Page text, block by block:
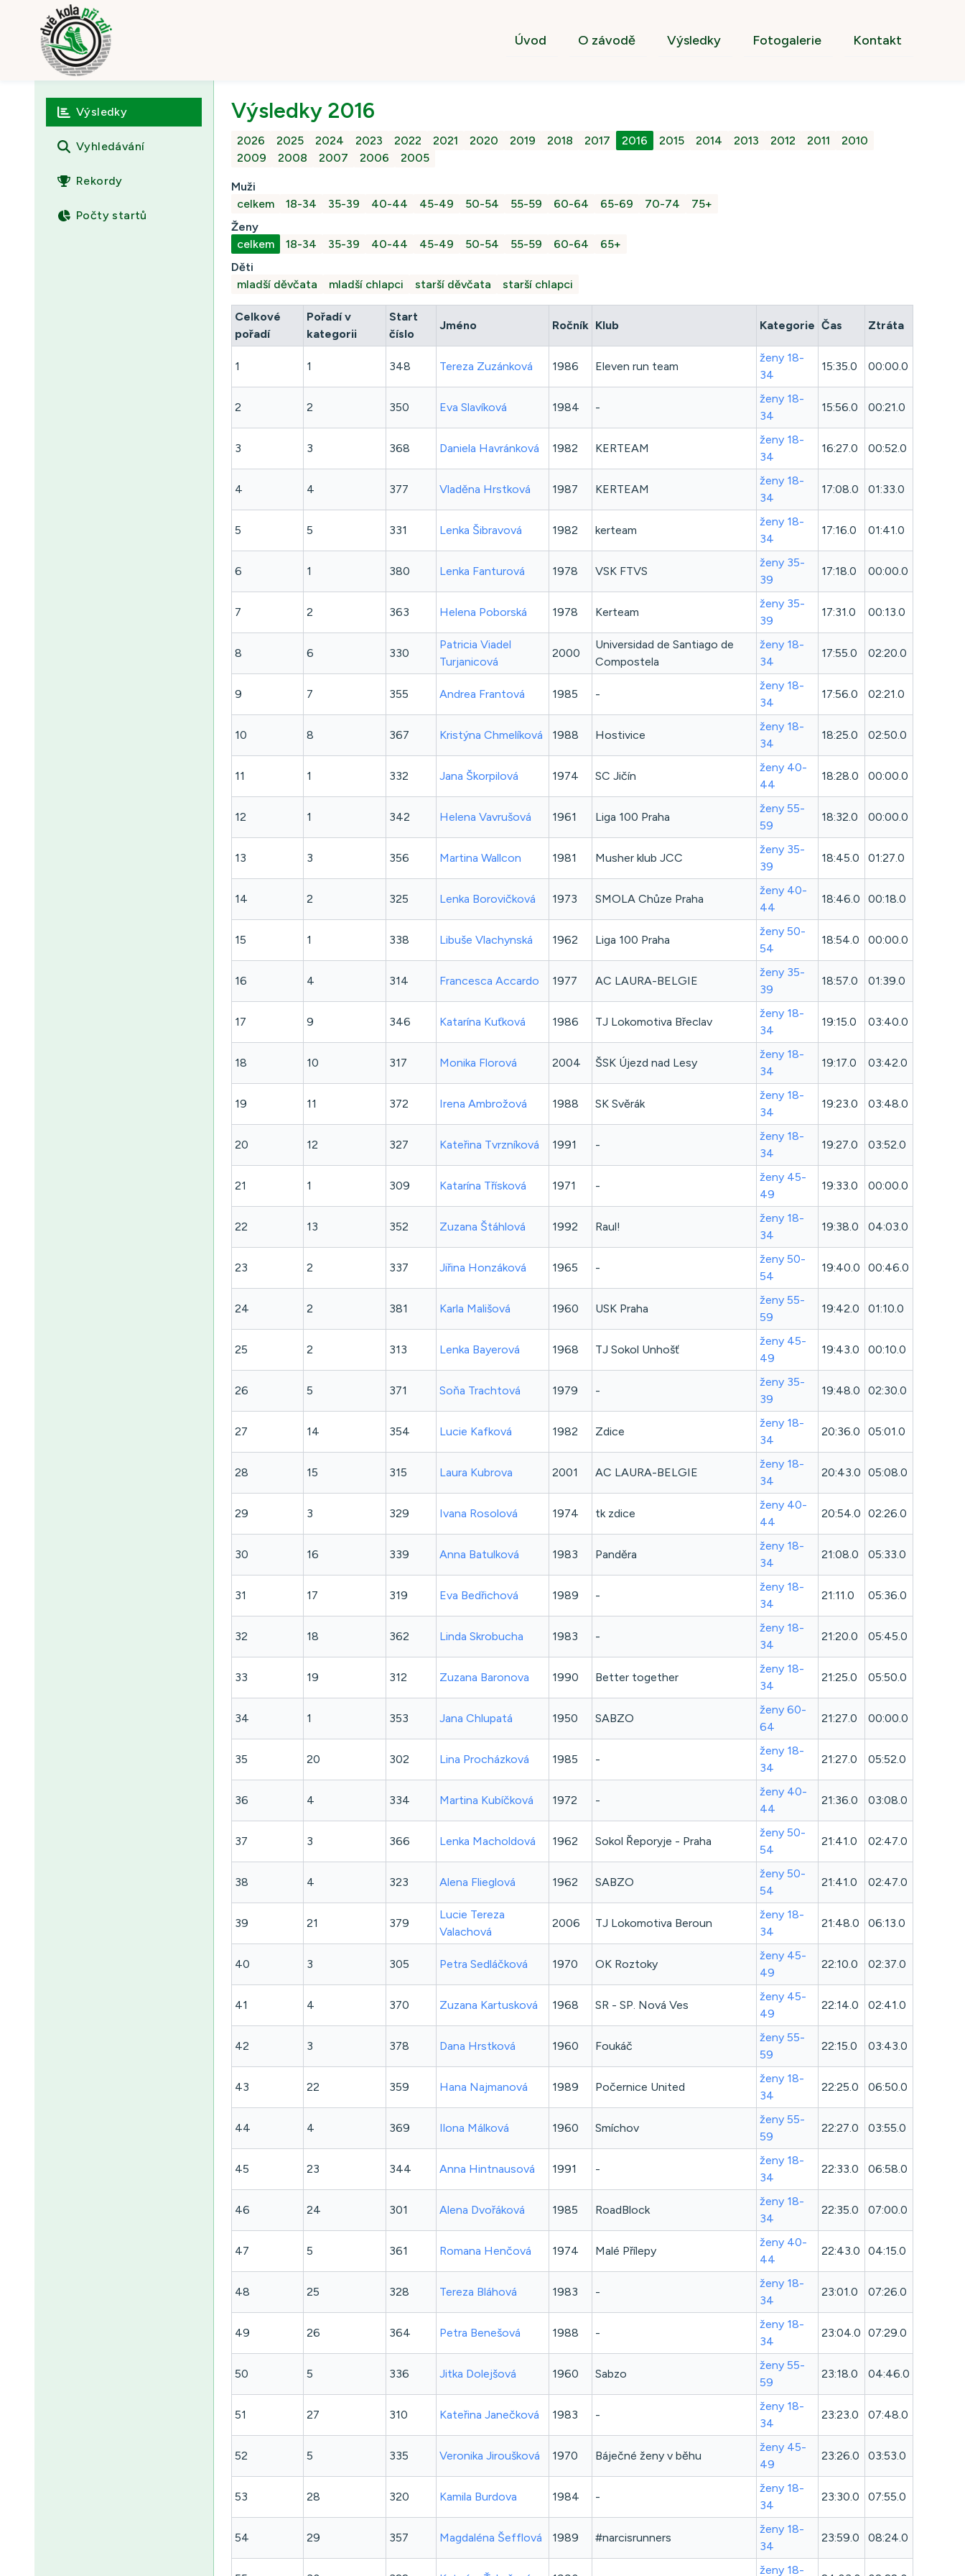
Úvod O závodě Výsledky Fotogalerie Kontakt
Výsledky
Vyhledávání
Rekordy
Počty startů
Výsledky 2016
2026 2025 2024 2023 2022 2021 2020 2019 2018 2017 2016 2015 2014 2013 2012 2011
2010
2009
2008 2007 2006 2005
Muži
celkem
18-34 35-39 40-44 45-49 50-54 55-59 60-64 65-69 70-74
75+
Ženy
celkem
18-34 35-39 40-44 45-49 50-54 55-59 60-64
65+
Děti
mladší děvčata
mladší chlapci starší děvčata starší chlapci
Celkové
pořadí
Pořadí v
kategorii
Start
číslo
Jméno Ročník Klub Kategorie Čas Ztráta
1 1 348 Tereza Zuzánková 1986 Eleven run team
ženy 18-
34
15:35.0 00:00.0
2 2 350 Eva Slavíková 1984 -
ženy 18-
34
15:56.0 00:21.0
3 3 368 Daniela Havránková 1982 KERTEAM
ženy 18-
34
16:27.0 00:52.0
4 4 377 Vladěna Hrstková 1987 KERTEAM
ženy 18-
34
17:08.0 01:33.0
5 5 331 Lenka Šibravová 1982 kerteam
ženy 18-
34
17:16.0 01:41.0
6 1 380 Lenka Fanturová 1978 VSK FTVS
ženy 35-
39
17:18.0 00:00.0
7 2 363 Helena Poborská 1978 Kerteam
ženy 35-
39
17:31.0 00:13.0
8 6 330
Patricia Viadel
Turjanicová
2000
Universidad de Santiago de
Compostela
ženy 18-
34
17:55.0 02:20.0
9 7 355 Andrea Frantová 1985 -
ženy 18-
34
17:56.0 02:21.0
10 8 367 Kristýna Chmelíková 1988 Hostivice
ženy 18-
34
18:25.0 02:50.0
11 1 332 Jana Škorpilová 1974 SC Jičín
ženy 40-
44
18:28.0 00:00.0
12 1 342 Helena Vavrušová 1961 Liga 100 Praha
ženy 55-
59
18:32.0 00:00.0
13 3 356 Martina Wallcon 1981 Musher klub JCC
ženy 35-
39
18:45.0 01:27.0
14 2 325 Lenka Borovičková 1973 SMOLA Chůze Praha
ženy 40-
44
18:46.0 00:18.0
15 1 338 Libuše Vlachynská 1962 Liga 100 Praha
ženy 50-
54
18:54.0 00:00.0
16 4 314 Francesca Accardo 1977 AC LAURA-BELGIE
ženy 35-
39
18:57.0 01:39.0
17 9 346 Katarína Kuťková 1986 TJ Lokomotiva Břeclav
ženy 18-
34
19:15.0 03:40.0
18 10 317 Monika Florová 2004 ŠSK Újezd nad Lesy
ženy 18-
34
19:17.0 03:42.0
19 11 372 Irena Ambrožová 1988 SK Svěrák
ženy 18-
34
19:23.0 03:48.0
20 12 327 Kateřina Tvrzníková 1991 -
ženy 18-
34
19:27.0 03:52.0
21 1 309 Katarína Třísková 1971 -
ženy 45-
49
19:33.0 00:00.0
22 13 352 Zuzana Štáhlová 1992 Raul!
ženy 18-
34
19:38.0 04:03.0
23 2 337 Jiřina Honzáková 1965 -
ženy 50-
54
19:40.0 00:46.0
24 2 381 Karla Mališová 1960 USK Praha
ženy 55-
59
19:42.0 01:10.0
25 2 313 Lenka Bayerová 1968 TJ Sokol Unhošť
ženy 45-
49
19:43.0 00:10.0
26 5 371 Soňa Trachtová 1979 -
ženy 35-
39
19:48.0 02:30.0
27 14 354 Lucie Kafková 1982 Zdice
ženy 18-
34
20:36.0 05:01.0
28 15 315 Laura Kubrova 2001 AC LAURA-BELGIE
ženy 18-
34
20:43.0 05:08.0
29 3 329 Ivana Rosolová 1974 tk zdice
ženy 40-
44
20:54.0 02:26.0
30 16 339 Anna Batulková 1983 Panděra
ženy 18-
34
21:08.0 05:33.0
31 17 319 Eva Bedřichová 1989 -
ženy 18-
34
21:11.0 05:36.0
32 18 362 Linda Skrobucha 1983 -
ženy 18-
34
21:20.0 05:45.0
33 19 312 Zuzana Baronova 1990 Better together
ženy 18-
34
21:25.0 05:50.0
34 1 353 Jana Chlupatá 1950 SABZO
ženy 60-
64
21:27.0 00:00.0
35 20 302 Lina Procházková 1985 -
ženy 18-
34
21:27.0 05:52.0
36 4 334 Martina Kubíčková 1972 -
ženy 40-
44
21:36.0 03:08.0
37 3 366 Lenka Macholdová 1962 Sokol Řeporyje - Praha
ženy 50-
54
21:41.0 02:47.0
38 4 323 Alena Flieglová 1962 SABZO
ženy 50-
54
21:41.0 02:47.0
39 21 379
Lucie Tereza
Valachová
2006 TJ Lokomotiva Beroun
ženy 18-
34
21:48.0 06:13.0
40 3 305 Petra Sedláčková 1970 OK Roztoky
ženy 45-
49
22:10.0 02:37.0
41 4 370 Zuzana Kartusková 1968 SR - SP. Nová Ves
ženy 45-
49
22:14.0 02:41.0
42 3 378 Dana Hrstková 1960 Foukáč
ženy 55-
59
22:15.0 03:43.0
43 22 359 Hana Najmanová 1989 Počernice United
ženy 18-
34
22:25.0 06:50.0
44 4 369 Ilona Málková 1960 Smíchov
ženy 55-
59
22:27.0 03:55.0
45 23 344 Anna Hintnausová 1991 -
ženy 18-
34
22:33.0 06:58.0
46 24 301 Alena Dvořáková 1985 RoadBlock
ženy 18-
34
22:35.0 07:00.0
47 5 361 Romana Henčová 1974 Malé Přílepy
ženy 40-
44
22:43.0 04:15.0
48 25 328 Tereza Bláhová 1983 -
ženy 18-
34
23:01.0 07:26.0
49 26 364 Petra Benešová 1988 -
ženy 18-
34
23:04.0 07:29.0
50 5 336 Jitka Dolejšová 1960 Sabzo
ženy 55-
59
23:18.0 04:46.0
51 27 310 Kateřina Janečková 1983 -
ženy 18-
34
23:23.0 07:48.0
52 5 335 Veronika Jiroušková 1970 Báječné ženy v běhu
ženy 45-
49
23:26.0 03:53.0
53 28 320 Kamila Burdova 1984 -
ženy 18-
34
23:30.0 07:55.0
54 29 357 Magdaléna Šefflová 1989 #narcisrunners
ženy 18-
34
23:59.0 08:24.0
ženy 18-